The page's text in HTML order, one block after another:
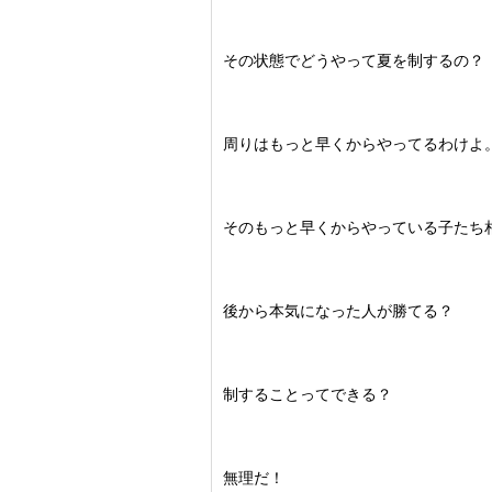
その状態でどうやって夏を制するの？
周りはもっと早くからやってるわけよ。
そのもっと早くからやっている子たち
後から本気になった人が勝てる？
制することってできる？
無理だ！